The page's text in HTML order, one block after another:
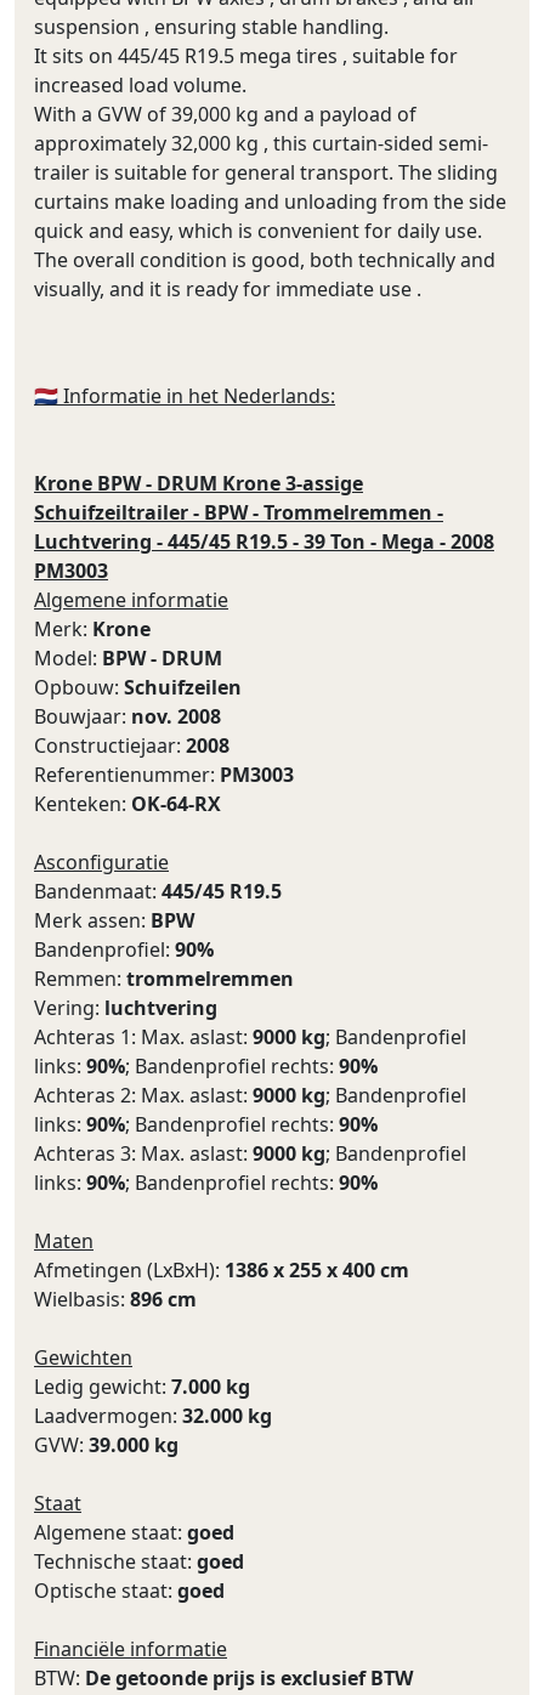
suspension , ensuring stable handling.
It sits on 445/45 R19.5 mega tires , suitable for
increased load volume.
With a GVW of 39,000 kg and a payload of
approximately 32,000 kg , this curtain-sided semi-
trailer is suitable for general transport. The sliding
curtains make loading and unloading from the side
quick and easy, which is convenient for daily use.
The overall condition is good, both technically and
visually, and it is ready for immediate use .
🇳🇱 Informatie in het Nederlands:
Krone BPW - DRUM Krone 3-assige
Schuifzeiltrailer - BPW - Trommelremmen -
Luchtvering - 445/45 R19.5 - 39 Ton - Mega - 2008
PM3003
Algemene informatie
Merk: Krone
Model: BPW - DRUM
Opbouw: Schuifzeilen
Bouwjaar: nov. 2008
Constructiejaar: 2008
Referentienummer: PM3003
Kenteken: OK-64-RX
Asconfiguratie
Bandenmaat: 445/45 R19.5
Merk assen: BPW
Bandenprofiel: 90%
Remmen: trommelremmen
Vering: luchtvering
Achteras 1: Max. aslast: 9000 kg; Bandenprofiel
links: 90%; Bandenprofiel rechts: 90%
Achteras 2: Max. aslast: 9000 kg; Bandenprofiel
links: 90%; Bandenprofiel rechts: 90%
Achteras 3: Max. aslast: 9000 kg; Bandenprofiel
links: 90%; Bandenprofiel rechts: 90%
Maten
Afmetingen (LxBxH): 1386 x 255 x 400 cm
Wielbasis: 896 cm
Gewichten
Ledig gewicht: 7.000 kg
Laadvermogen: 32.000 kg
GVW: 39.000 kg
Staat
Algemene staat: goed
Technische staat: goed
Optische staat: goed
Financiële informatie
BTW: De getoonde prijs is exclusief BTW